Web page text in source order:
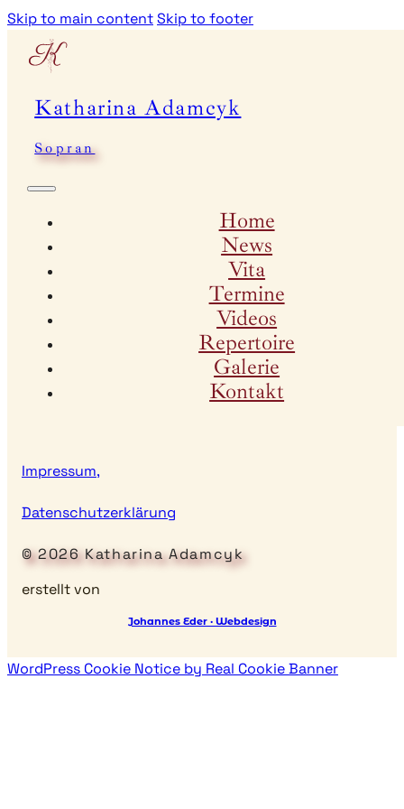
Skip to main contentSkip to footer
Katharina Adamcyk
Sopran
Home
News
Vita
Termine
Videos
Repertoire
Galerie
Kontakt
Impressum,
Datenschutzerklärung
© 2026 Katharina Adamcyk
erstellt von
Johannes Eder · Webdesign
WordPress Cookie Notice by Real Cookie Banner